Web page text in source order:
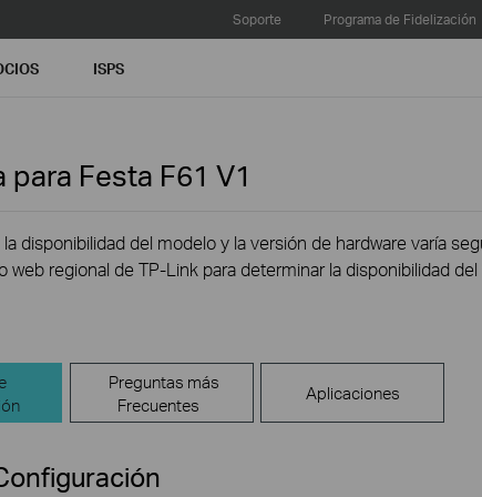
Soporte Programa de Fidelización
ISPS
para Festa F61 V1
la disponibilidad del modelo y la versión de hardware varía
web regional de TP-Link para determinar la disponibilidad
Preguntas más
Frecuentes
Aplicaciones